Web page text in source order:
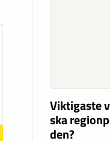
Viktigaste
ska
den?